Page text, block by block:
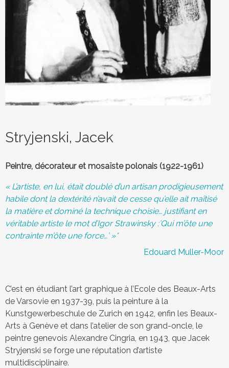
d
a
r
o
n
e
t
t
e
Stryjenski, Jacek
Peintre, décorateur et mosaïste polonais (1922-1961)
« L’artiste, en lui, était doublé d’un artisan prodigieusement
habile dont la dextérité n’avait de cesse qu’elle ait maîtisé
la matière et dominé la technique choisie… justifiant en
véritable artiste le mot d’Igor Strawinsky :’Qui m’ôte une
contrainte m’ôte une force…’ »*
Edouard Muller-Moor
C’est en étudiant l’art graphique à l’Ecole des Beaux-Arts
de Varsovie en 1937-39, puis la peinture à la
Kunstgewerbeschule de Zurich en 1942, enfin les Beaux-
Arts à Genève et dans l’atelier de son grand-oncle, le
peintre genevois Alexandre Cingria, en 1943, que Jacek
Stryjenski se forge une réputation d’artiste
multidisciplinaire.